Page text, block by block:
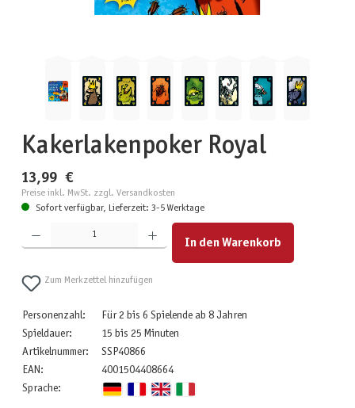
Kakerlakenpoker Royal
13,99 €
Preise inkl. MwSt. zzgl. Versandkosten
Sofort verfügbar, Lieferzeit: 3-5 Werktage
Produkt Anzahl: Gib den gewünschten Wert ein oder benutze die Schaltflächen um die Anzahl zu
In den Warenkorb
Zum Merkzettel hinzufügen
Personenzahl:
Für 2 bis 6 Spielende ab 8 Jahren
Spieldauer:
15 bis 25 Minuten
Artikelnummer:
SSP40866
EAN:
4001504408664
Sprache: